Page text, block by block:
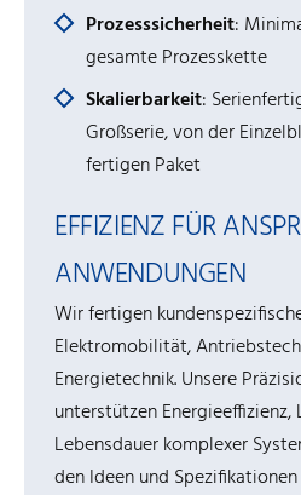
Prozesssicherheit:
gesamte Prozesskette
Skalierbarkeit:
Großserie, von der
fertigen Paket
EFFIZIENZ FÜR
ANWENDUNGEN
Wir fertigen
Elektromobilität,
Energietechnik. Unsere
unterstützen Energieeffizienz,
Lebensdauer komplexer
den Ideen und